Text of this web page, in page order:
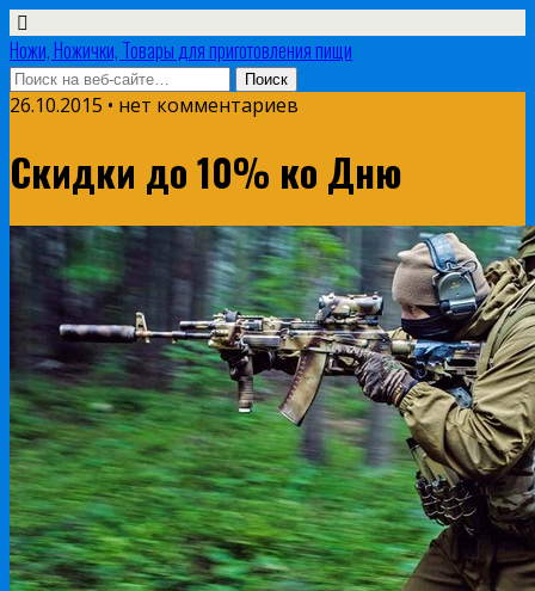
Ножи, Ножички, Товары для приготовления пищи
26.10.2015 • нет комментариев
Скидки до 10% ко Дню